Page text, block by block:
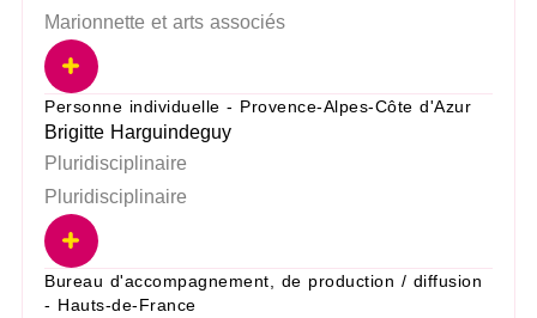
Marionnette et arts associés
Personne individuelle - Provence-Alpes-Côte d'Azur
Brigitte Harguindeguy
Pluridisciplinaire
Pluridisciplinaire
Bureau d'accompagnement, de production / diffusion
- Hauts-de-France